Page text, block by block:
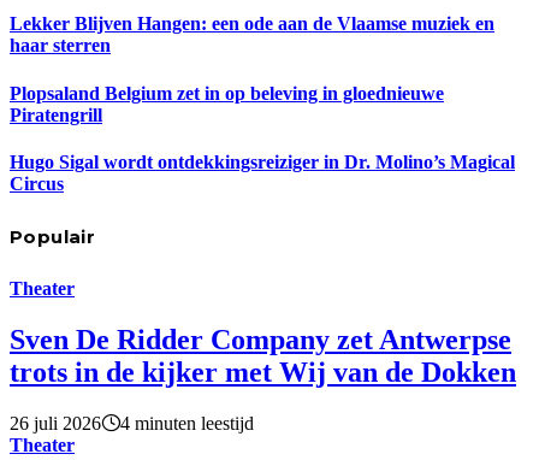
Lekker Blijven Hangen: een ode aan de Vlaamse muziek en
haar sterren
Plopsaland Belgium zet in op beleving in gloednieuwe
Piratengrill
Hugo Sigal wordt ontdekkingsreiziger in Dr. Molino’s Magical
Circus
Populair
Theater
Sven De Ridder Company zet Antwerpse
trots in de kijker met Wij van de Dokken
26 juli 2026
4 minuten leestijd
Theater